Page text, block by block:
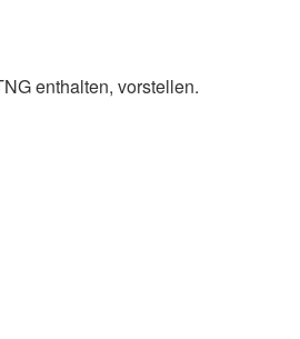
enthalten, vorstellen.